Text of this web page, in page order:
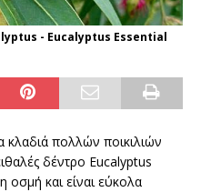
- Eucalyptus Essential
κλαδιά πολλών ποικιλιών
δέντρο Eucalyptus
οσμή και είναι εύκολα